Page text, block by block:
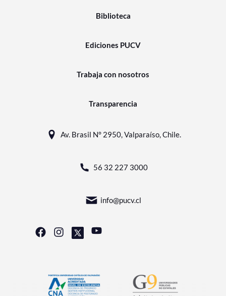
Biblioteca
Ediciones PUCV
Trabaja con nosotros
Transparencia
Av. Brasil N° 2950, Valparaíso, Chile.
56 32 227 3000
info@pucv.cl